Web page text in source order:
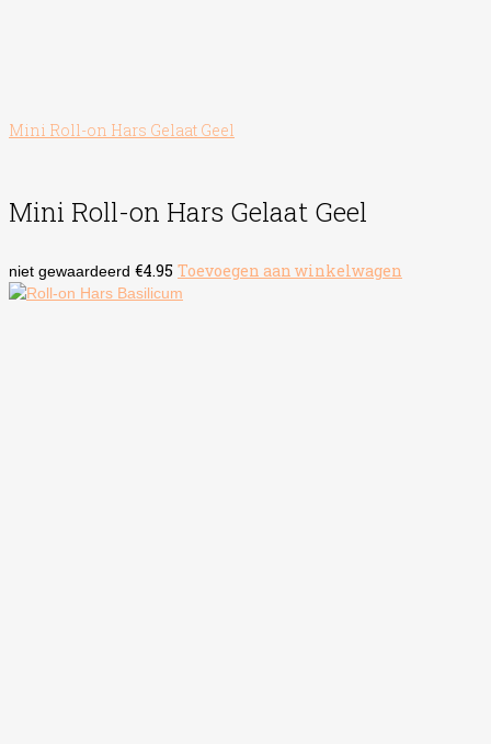
Mini Roll-on Hars Gelaat Geel
Mini Roll-on Hars Gelaat Geel
niet gewaardeerd €4.95 Toevoegen aan winkelwagen